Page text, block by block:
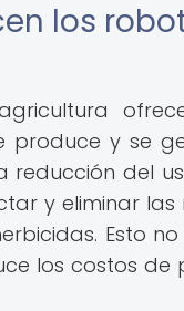
los
y se
del
y eliminar
Esto
los costos